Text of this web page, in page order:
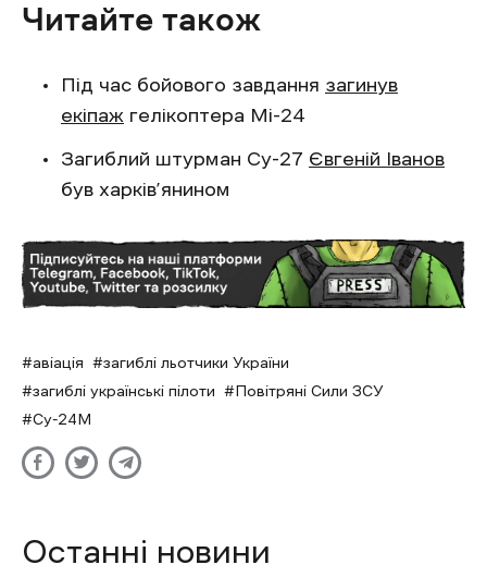
Читайте також
Під час бойового завдання загинув
екіпаж гелікоптера Мі-24
Загиблий штурман Су-27 Євгеній Іванов
був харків’янином
авіація
загиблі льотчики України
загиблі українські пілоти
Повітряні Сили ЗСУ
Су-24М
Останні новини